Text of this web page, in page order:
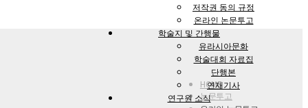
저작권 동의 규정
온라인 논문투고
학술지 및 간행물
유라시아문화
학술대회 자료집
단행본
연재기사
연구원 소식
HOME
논문투고